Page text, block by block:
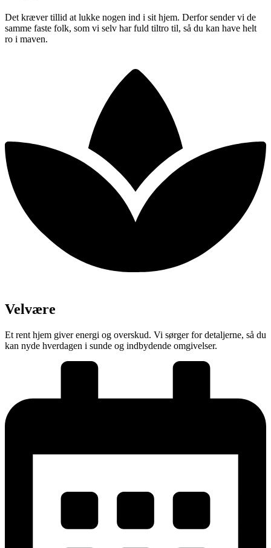
Det kræver tillid at lukke nogen ind i sit hjem. Derfor sender vi de
samme faste folk, som vi selv har fuld tiltro til, så du kan have helt
ro i maven.
Velvære
Et rent hjem giver energi og overskud. Vi sørger for detaljerne, så du
kan nyde hverdagen i sunde og indbydende omgivelser.